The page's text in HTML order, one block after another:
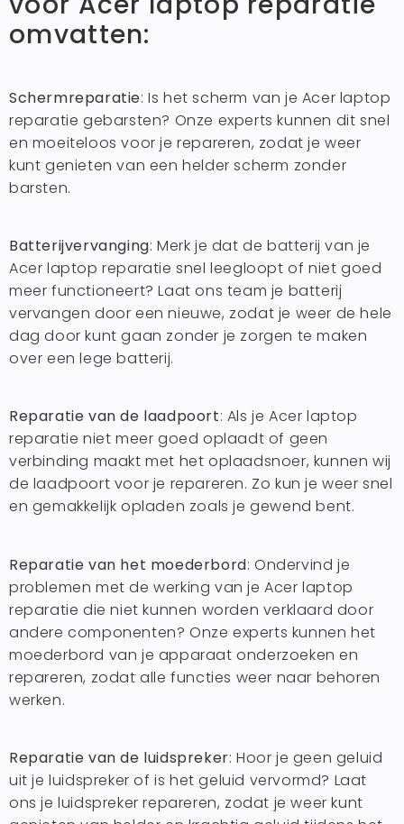
omvatten:
Schermreparatie: Is het scherm van je Acer laptop
reparatie gebarsten? Onze experts kunnen dit snel
en moeiteloos voor je repareren, zodat je weer
kunt genieten van een helder scherm zonder
barsten.
Batterijvervanging: Merk je dat de batterij van je
Acer laptop reparatie snel leegloopt of niet goed
meer functioneert? Laat ons team je batterij
vervangen door een nieuwe, zodat je weer de hele
dag door kunt gaan zonder je zorgen te maken
over een lege batterij.
Reparatie van de laadpoort: Als je Acer laptop
reparatie niet meer goed oplaadt of geen
verbinding maakt met het oplaadsnoer, kunnen wij
de laadpoort voor je repareren. Zo kun je weer snel
en gemakkelijk opladen zoals je gewend bent.
Reparatie van het moederbord: Ondervind je
problemen met de werking van je Acer laptop
reparatie die niet kunnen worden verklaard door
andere componenten? Onze experts kunnen het
moederbord van je apparaat onderzoeken en
repareren, zodat alle functies weer naar behoren
werken.
Reparatie van de luidspreker: Hoor je geen geluid
uit je luidspreker of is het geluid vervormd? Laat
ons je luidspreker repareren, zodat je weer kunt